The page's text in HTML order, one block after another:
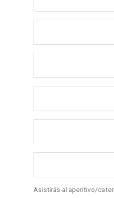
Asistirás al aperitivo/